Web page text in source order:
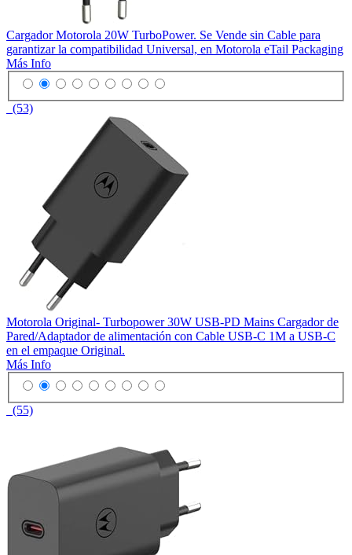
Cargador Motorola 20W TurboPower. Se Vende sin Cable para
garantizar la compatibilidad Universal, en Motorola eTail Packaging
Más Info
(53)
Motorola Original- Turbopower 30W USB-PD Mains Cargador de
Pared/Adaptador de alimentación con Cable USB-C 1M a USB-C
en el empaque Original.
Más Info
(55)